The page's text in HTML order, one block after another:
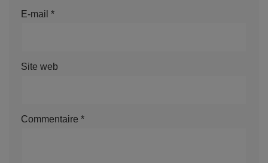
E-mail *
Site web
Commentaire *